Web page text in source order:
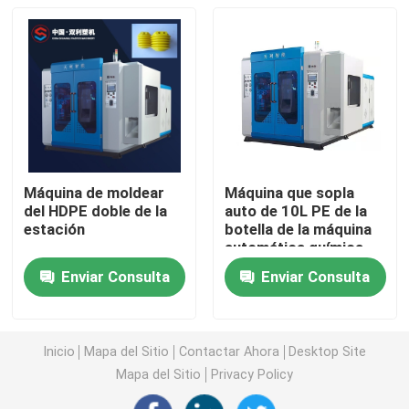
Máquina del moldeo por insuflación de aire
Los PP por insuflación de aire comprimido la
Máquina de alta velocidad del moldeo por insuflación
Moldeo por insuflación de aire comprimido de la
Máquina del moldeo por insuflación de aire
Máquina auxiliar plástica
Máquina de moldear
del HDPE doble de la
estación
Enviar Consulta
Máquina que sopla
auto de 10L PE de la
botella de la máquina
automática química
del moldeo por
insuflación de aire
comprimido
Enviar Consulta
Inicio Mapa del Sitio Contactar Ahora
Desktop Site
Mapa del Sitio
Privacy Policy